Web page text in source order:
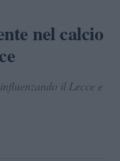
nel calcio
il Lecce e